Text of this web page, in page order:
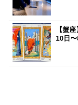
【蟹
10日